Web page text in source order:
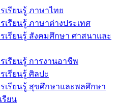
เรียนรู้ ภาษาไทย
เรียนรู้ ภาษาต่างประเทศ
เรียนรู้ สังคมศึกษา ศาสนาและ
เรียนรู้ การงานอาชีพ
เรียนรู้ ศิลปะ
เรียนรู้ สุขศึกษาและพลศึกษา
รียน